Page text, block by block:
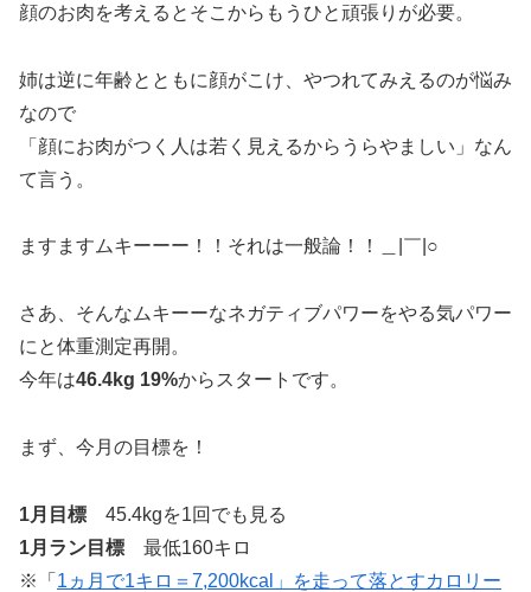
顔のお肉を考えるとそこからもうひと頑張りが必要。
姉は逆に年齢とともに顔がこけ、やつれてみえるのが悩み
なので
「顔にお肉がつく人は若く見えるからうらやましい」なん
て言う。
ますますムキーーー！！それは一般論！！＿|￣|○
さあ、そんなムキーーなネガティブパワーをやる気パワー
にと体重測定再開。
今年は46.4kg 19%からスタートです。
まず、今月の目標を！
1月目標 45.4kgを1回でも見る
1月ラン目標 最低160キロ
※「 1ヵ月で1キロ＝7,200kcal」を走って落とすカロリー